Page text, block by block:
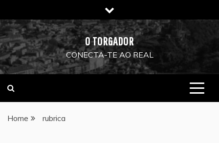
to
content
O TORGADOR
CONECTA-TE AO REAL
Home rubrica